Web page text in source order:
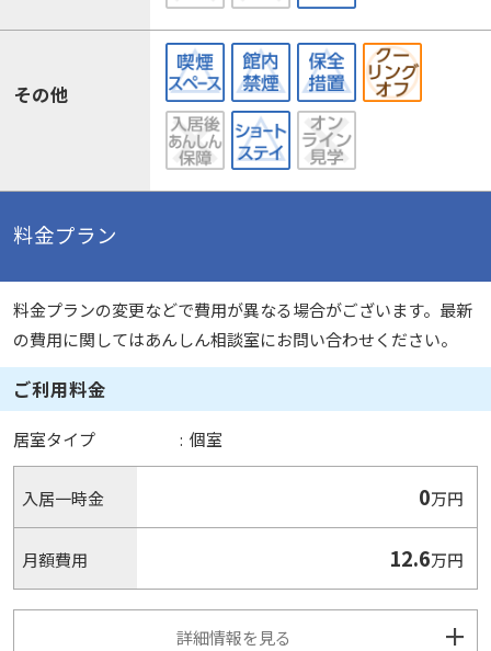
その他
料金プラン
料金プランの変更などで費用が異なる場合がございます。最新
の費用に関してはあんしん相談室にお問い合わせください。
ご利用料金
居室タイプ : 個室
入居一時金 0万円
月額費用 12.6万円
詳細情報を見る